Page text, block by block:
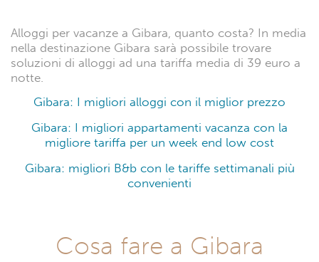
Alloggi per vacanze a Gibara, quanto costa? In media
nella destinazione Gibara sarà possibile trovare
soluzioni di alloggi ad una tariffa media di 39 euro a
notte.
Gibara: I migliori alloggi con il miglior prezzo
Gibara: I migliori appartamenti vacanza con la
migliore tariffa per un week end low cost
Gibara: migliori B&b con le tariffe settimanali più
convenienti
Cosa fare a Gibara